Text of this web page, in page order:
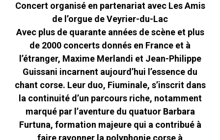
Concert organisé en partenariat avec Les Amis
de l’orgue de Veyrier-du-Lac
Avec plus de quarante années de scène et plus
de 2000 concerts donnés en France et à
l’étranger, Maxime Merlandi et Jean-Philippe
Guissani incarnent aujourd’hui l’essence du
chant corse. Leur duo, Fiuminale, s’inscrit dans
la continuité d’un parcours riche, notamment
marqué par l’aventure du quatuor Barbara
Furtuna, formation majeure qui a contribué à
faire rayonner la polyphonie corse à